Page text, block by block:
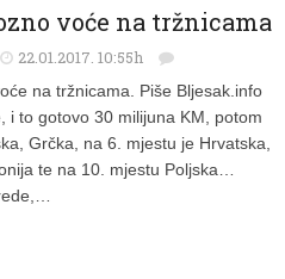
voće na tržnicama
22.01.2017. 10:55h
na tržnicama. Piše Bljesak.info
i to gotovo 30 milijuna KM, potom
Grčka, na 6. mjestu je Hrvatska,
te na 10. mjestu Poljska…